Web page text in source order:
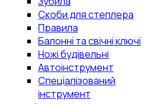
Скоби для степлера
Правила
Балонні та свічні ключі
Ножі будівельні
Автоінструмент
Спеціалізований
інструмент